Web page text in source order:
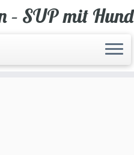
– SUP mit Hund